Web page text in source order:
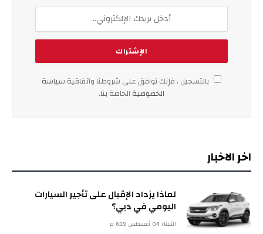
بالتسجيل ، فإنك توافق على شروطنا واتفاقية سياسة
الخصوصية الخاصة بنا.
اخر الاخبار
لماذا يزداد الإقبال على تأجير السيارات
اليومي في دبي؟
الثلاثاء 04 أغسطس 6:18 م